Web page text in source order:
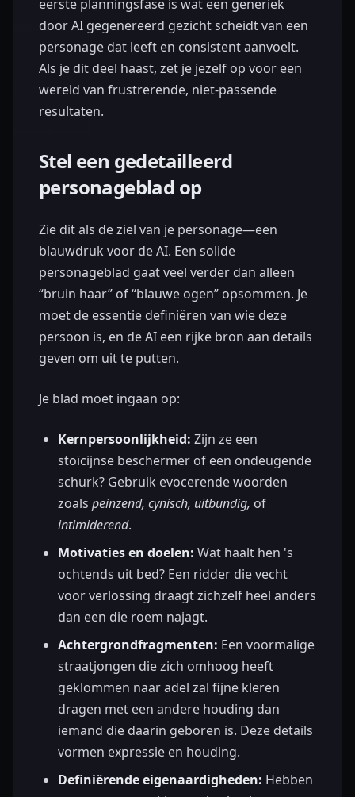
eerste planningsfase is wat een generiek
door AI gegenereerd gezicht scheidt van een
personage dat leeft en consistent aanvoelt.
Als je dit deel haast, zet je jezelf op voor een
wereld van frustrerende, niet-passende
resultaten.
Stel een gedetailleerd
personageblad op
Zie dit als de ziel van je personage—een
blauwdruk voor de AI. Een solide
personageblad gaat veel verder dan alleen
“bruin haar” of “blauwe ogen” opsommen. Je
moet de essentie definiëren van wie deze
persoon is, en de AI een rijke bron aan details
geven om uit te putten.
Je blad moet ingaan op:
Kernpersoonlijkheid: Zijn ze een
stoïcijnse beschermer of een ondeugende
schurk? Gebruik evocerende woorden
zoals peinzend, cynisch, uitbundig, of
intimiderend.
Motivaties en doelen: Wat haalt hen 's
ochtends uit bed? Een ridder die vecht
voor verlossing draagt zichzelf heel anders
dan een die roem najagt.
Achtergrondfragmenten: Een voormalige
straatjongen die zich omhoog heeft
geklommen naar adel zal fijne kleren
dragen met een andere houding dan
iemand die daarin geboren is. Deze details
vormen expressie en houding.
Definiërende eigenaardigheden: Hebben